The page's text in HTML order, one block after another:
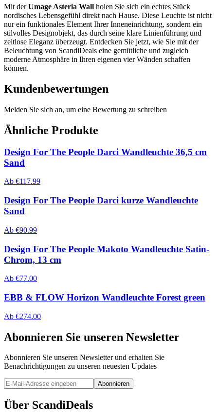
Mit derUmage Asteria Wall holen Sie sich ein echtes Stück
nordisches Lebensgefühl direkt nach Hause. Diese Leuchte ist nicht
nur ein funktionales Element Ihrer Inneneinrichtung, sondern ein
stilvolles Designobjekt, das durch seine klare Linienführung und
zeitlose Eleganz überzeugt. Entdecken Sie jetzt, wie Sie mit der
Beleuchtung von ScandiDeals eine gemütliche und zugleich
moderne Atmosphäre in Ihren eigenen vier Wänden schaffen
können.
Kundenbewertungen
Melden Sie sich an, um eine Bewertung zu schreiben
Ähnliche Produkte
Design For The People Darci Wandleuchte 36,5 cm
Sand
Ab €117.99
Design For The People Darci kurze Wandleuchte
Sand
Ab €90.99
Design For The People Makoto Wandleuchte Satin-
Chrom, 13 cm
Ab €77.00
EBB & FLOW Horizon Wandleuchte Forest green
Ab €274.00
Abonnieren Sie unseren Newsletter
Abonnieren Sie unseren Newsletter und erhalten Sie
Benachrichtigungen zu unseren neuesten Updates
Abonnieren
Über ScandiDeals